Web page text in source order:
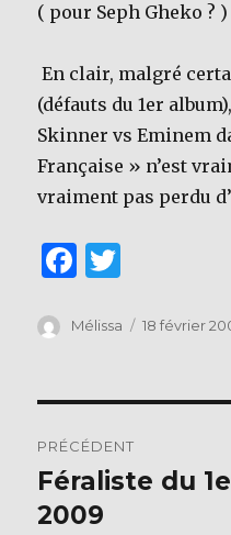
( pour Seph Gheko ?
En clair, malgré
(défauts du 1er
Skinner vs Eminem
Française » n’est
vraiment pas perdu
F
c
b
o
o
k
it
r
Auteur
Mélissa
Publié
18 février
de
l’article
PRÉCÉDENT
Publication
précédente :
Féraliste du
2009